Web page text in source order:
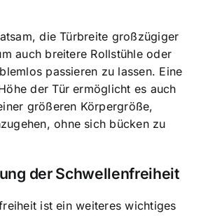
die Türbreite großzügiger
auch breitere Rollstühle oder
passieren zu lassen. Eine
der Tür ermöglicht es auch
größeren Körpergröße,
ohne sich bücken zu
der Schwellenfreiheit
ist ein weiteres wichtiges